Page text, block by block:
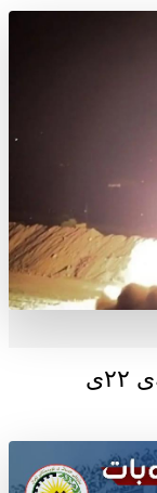
پەیامی سازمانی خەبات بەبۆنەی ۲۲ی